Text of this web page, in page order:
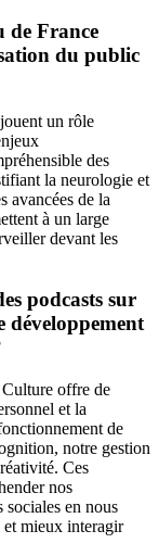
de France
du public
un rôle
des
la neurologie et
avancées de la
à un large
devant les
podcasts sur
développement
Culture offre de
et la
de
notre gestion
Ces
nos
sociales en nous
et mieux interagir